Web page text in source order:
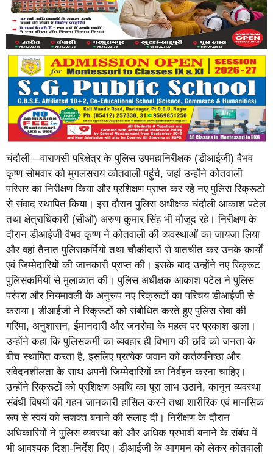
चंदौली—वाराणसी परिक्षेत्र के पुलिस उपमहानिरीक्षक (डीआईजी) वैभव
कृष्ण सोमवार को मुगलसराय कोतवाली पहुंचे, जहां उन्होंने कोतवाली
परिसर का निरीक्षण किया और प्रशिक्षण प्राप्त कर रहे नए पुलिस रिक्रूटों
से संवाद स्थापित किया। इस दौरान पुलिस अधीक्षक चंदौली आकाश पटेल
तथा क्षेत्राधिकारी (सीओ) अरुण कुमार सिंह भी मौजूद रहे। निरीक्षण के
दौरान डीआईजी वैभव कृष्ण ने कोतवाली की व्यवस्थाओं का जायजा लिया
और वहां तैनात पुलिसकर्मियों तथा चौकीदारों से बातचीत कर उनके कार्यों
एवं जिम्मेदारियों की जानकारी प्राप्त की। इसके बाद उन्होंने नए रिक्रूट
पुलिसकर्मियों से मुलाकात की। पुलिस अधीक्षक आकाश पटेल ने पुलिस
परंपरा और नियमावली के अनुरूप नए रिक्रूटों का परिचय डीआईजी से
कराया। डीआईजी ने रिक्रूटों को संबोधित करते हुए पुलिस सेवा की
गरिमा, अनुशासन, ईमानदारी और जनसेवा के महत्व पर प्रकाश डाला।
उन्होंने कहा कि पुलिसकर्मी का व्यवहार ही विभाग की छवि को जनता के
बीच स्थापित करता है, इसलिए प्रत्येक जवान को कर्तव्यनिष्ठा और
संवेदनशीलता के साथ अपनी जिम्मेदारियों का निर्वहन करना चाहिए।
उन्होंने रिक्रूटों को प्रशिक्षण अवधि का पूरा लाभ उठाने, कानून व्यवस्था
संबंधी विषयों की गहन जानकारी हासिल करने तथा शारीरिक एवं मानसिक
रूप से स्वयं को सशक्त बनाने की सलाह दी। निरीक्षण के दौरान
अधिकारियों ने पुलिस व्यवस्था को और अधिक प्रभावी बनाने के संबंध में
भी आवश्यक दिशा-निर्देश दिए। डीआईजी के आगमन को लेकर कोतवाली